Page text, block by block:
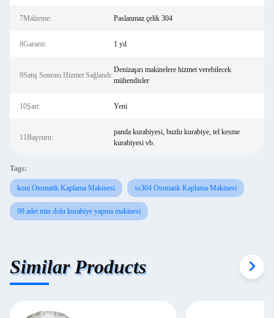
7Malzeme: Paslanmaz çelik 304
8Garanti: 1 yıl
9Satış Sonrası Hizmet Sağlandı:
Denizaşırı makinelere hizmet verebilecek
mühendisler
10Şart: Yeni
11Başvuru:
panda kurabiyesi, buzlu kurabiye, tel kesme
kurabiyesi vb.
Tags:
koni Otomatik Kaplama Makinesi ss304 Otomatik Kaplama Makinesi
99 adet min dolu kurabiye yapma makinesi
Similar Products